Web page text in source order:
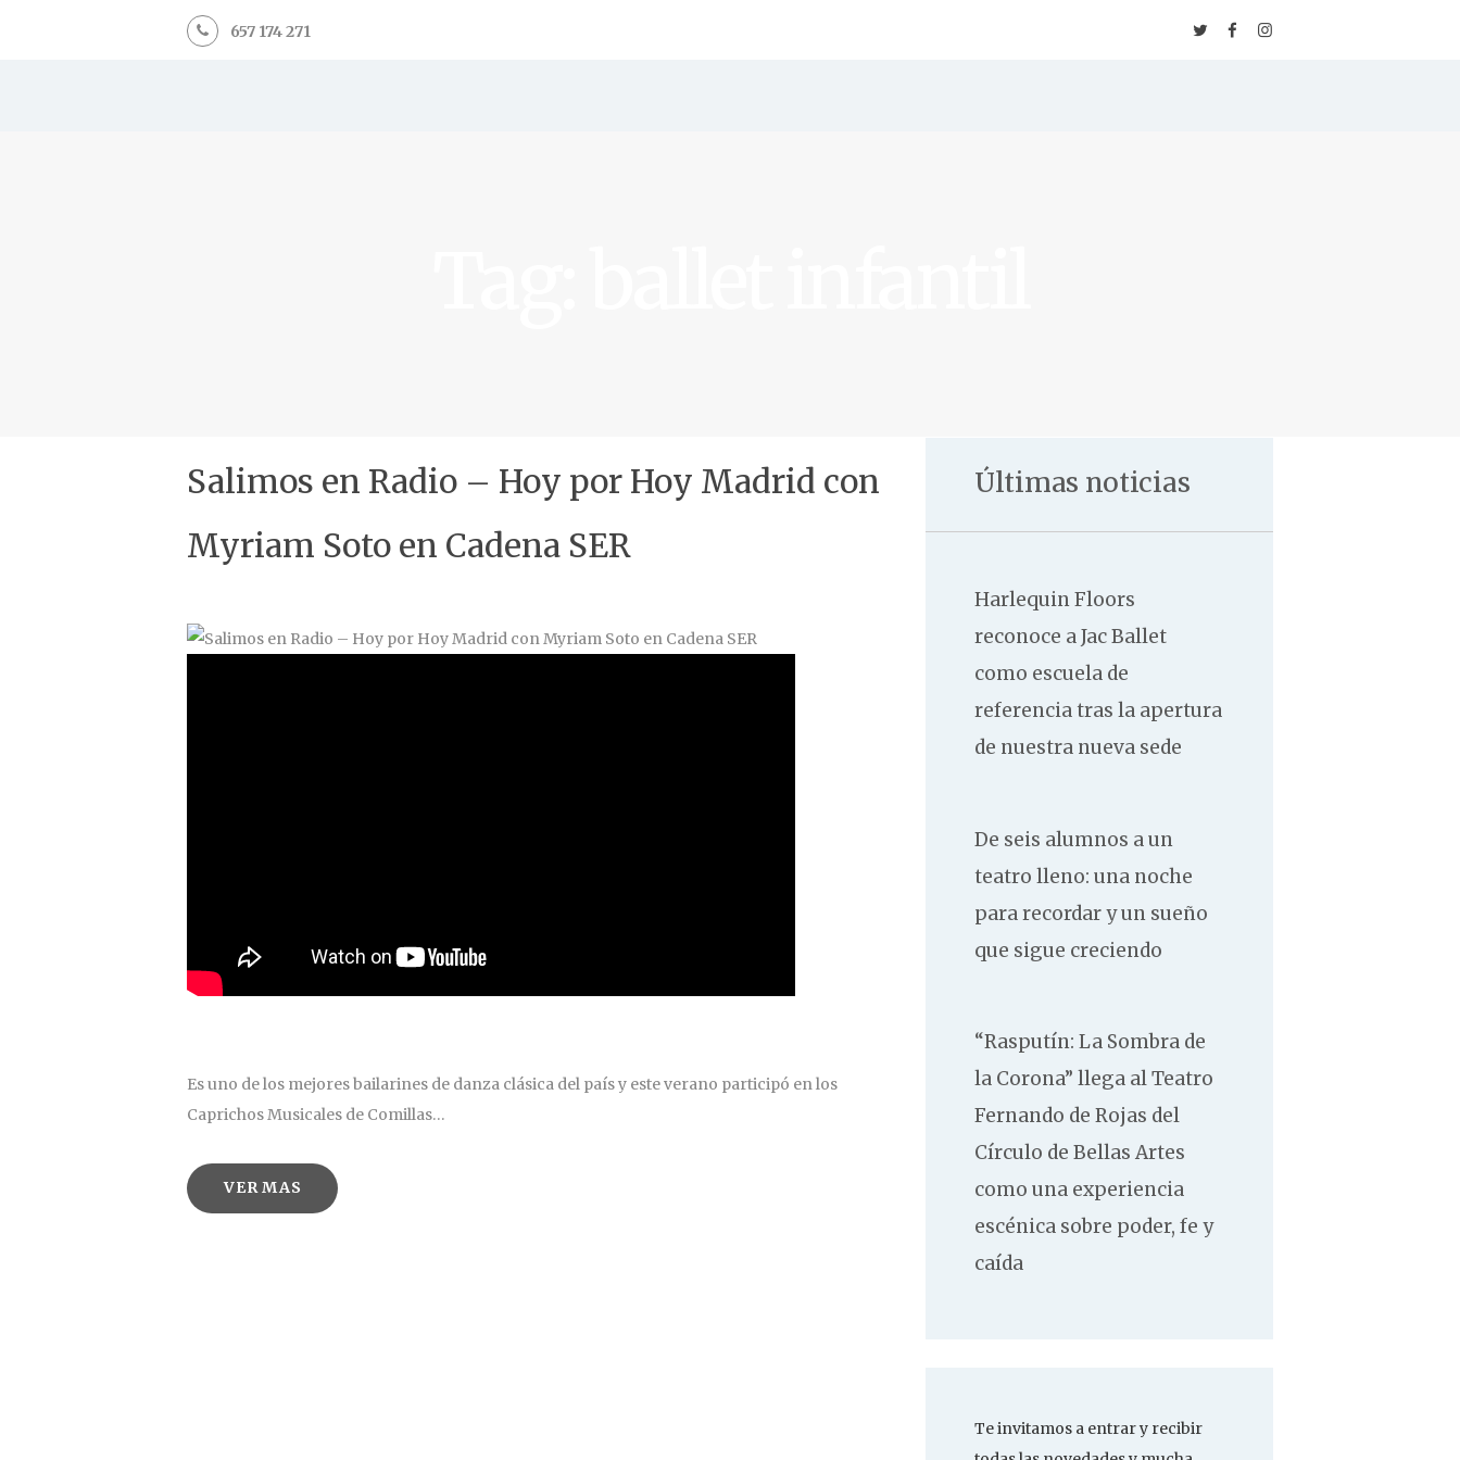
657 174 271 Inicio
Salimos en Radio – Hoy por Hoy Madrid con
Myriam Soto en Cadena SER
Es uno de los mejores bailarines de danza clásica del país y este verano participó en los
Caprichos Musicales de Comillas…
VER MAS
Últimas noticias
Harlequin Floors
reconoce a Jac Ballet
como escuela de
referencia tras la apertura
de nuestra nueva sede
De seis alumnos a un
teatro lleno: una noche
para recordar y un sueño
que sigue creciendo
“Rasputín: La Sombra de
la Corona” llega al Teatro
Fernando de Rojas del
Círculo de Bellas Artes
como una experiencia
escénica sobre poder, fe y
caída
Te invitamos a entrar y recibir